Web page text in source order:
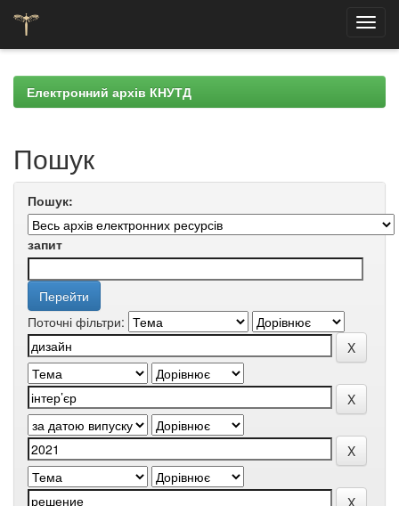
navigationЕлектронний архів КНУТД
Пошук
Пошук:
запит
Поточні фільтри: